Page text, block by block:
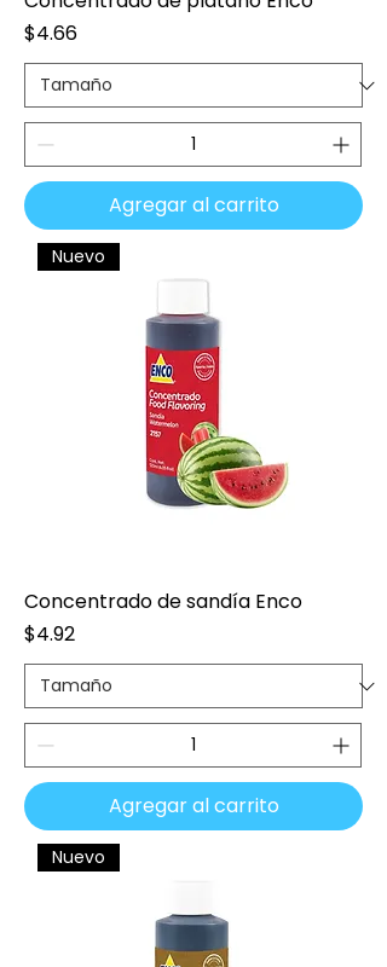
Precio
$4.66
Agregar al carrito
Nuevo
Concentrado de sandía Enco
Precio
$4.92
Agregar al carrito
Nuevo